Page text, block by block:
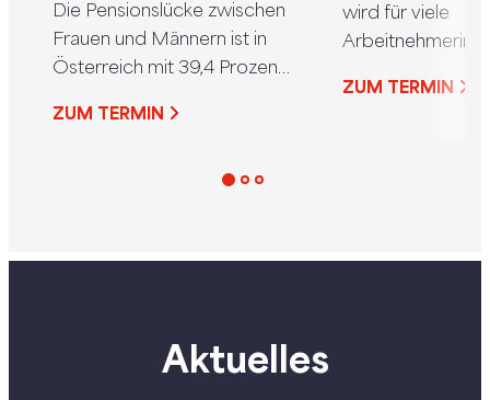
Die Pensionslücke zwischen
Frauen und Männern ist in
Österreich mit 39,4 Prozent
Österreich zählt damit zu
Europa. Anlässlich des Equal
Lohntransparenz-Richtlinie.
ZUM TERMIN
wird für viele
Belastung“,
ZUM TERMIN
Aktuelles